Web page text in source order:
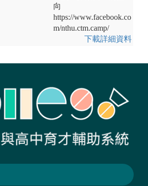
向
https://www.facebook.co
m/nthu.ctm.camp/
下載詳細資料